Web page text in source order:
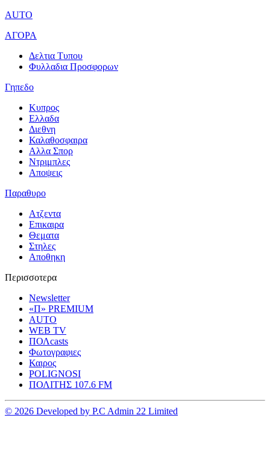
AUTO
ΑΓΟΡΑ
Δελτια Τυπου
Φυλλαδια Προσφορων
Γηπεδο
Κυπρος
Ελλαδα
Διεθνη
Καλαθοσφαιρα
Αλλα Σπορ
Ντριμπλες
Αποψεις
Παραθυρο
Ατζεντα
Επικαιρα
Θεματα
Στηλες
Αποθηκη
Περισσοτερα
Newsletter
«Π» PREMIUM
AUTO
WEB TV
ΠΟΛcasts
Φωτογραφιες
Καιρος
POLIGNOSI
ΠΟΛΙΤΗΣ 107.6 FM
© 2026 Developed by P.C Admin 22 Limited